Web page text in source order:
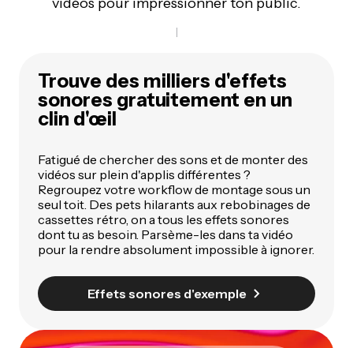
Trouve des milliers d'effets
sonores gratuitement en un
clin d'œil
Fatigué de chercher des sons et de monter des
vidéos sur plein d'applis différentes ?
Regroupez votre workflow de montage sous un
seul toit. Des pets hilarants aux rebobinages de
cassettes rétro, on a tous les effets sonores
dont tu as besoin. Parsème-les dans ta vidéo
pour la rendre absolument impossible à ignorer.
Effets sonores d'exemple